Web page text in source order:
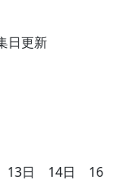
日更新
日 14日 16